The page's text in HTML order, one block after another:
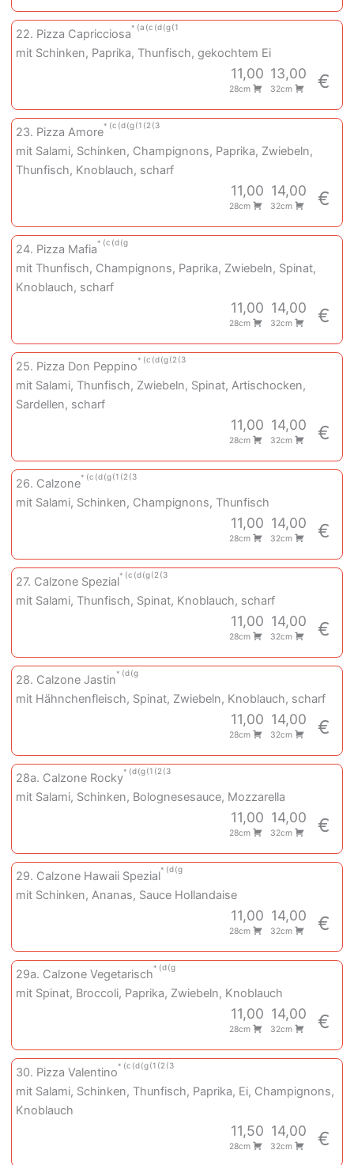
22. Pizza Capricciosa
a c d g 1
mit Schinken, Paprika, Thunfisch, gekochtem Ei
11,00
28cm
13,00
32cm €
23. Pizza Amore
c d g 1 2 3
mit Salami, Schinken, Champignons, Paprika, Zwiebeln,
Thunfisch, Knoblauch, scharf
11,00
28cm
14,00
32cm €
24. Pizza Mafia
c d g
mit Thunfisch, Champignons, Paprika, Zwiebeln, Spinat,
Knoblauch, scharf
11,00
28cm
14,00
32cm €
25. Pizza Don Peppino
c d g 2 3
mit Salami, Thunfisch, Zwiebeln, Spinat, Artischocken,
Sardellen, scharf
11,00
28cm
14,00
32cm €
26. Calzone
c d g 1 2 3
mit Salami, Schinken, Champignons, Thunfisch
11,00
28cm
14,00
32cm €
27. Calzone Spezial
c d g 2 3
mit Salami, Thunfisch, Spinat, Knoblauch, scharf
11,00
28cm
14,00
32cm €
28. Calzone Jastin
d g
mit Hähnchenfleisch, Spinat, Zwiebeln, Knoblauch, scharf
11,00
28cm
14,00
32cm €
28a. Calzone Rocky
d g 1 2 3
mit Salami, Schinken, Bolognesesauce, Mozzarella
11,00
28cm
14,00
32cm €
29. Calzone Hawaii Spezial
d g
mit Schinken, Ananas, Sauce Hollandaise
11,00
28cm
14,00
32cm €
29a. Calzone Vegetarisch
d g
mit Spinat, Broccoli, Paprika, Zwiebeln, Knoblauch
11,00
28cm
14,00
32cm €
30. Pizza Valentino
c d g 1 2 3
mit Salami, Schinken, Thunfisch, Paprika, Ei, Champignons,
Knoblauch
11,50
28cm
14,00
32cm €